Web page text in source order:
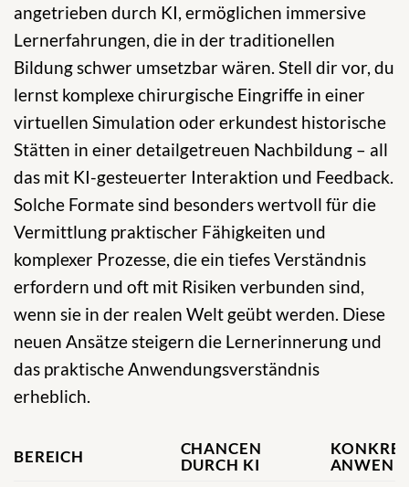
angetrieben durch KI, ermöglichen immersive
Lernerfahrungen, die in der traditionellen
Bildung schwer umsetzbar wären. Stell dir vor, du
lernst komplexe chirurgische Eingriffe in einer
virtuellen Simulation oder erkundest historische
Stätten in einer detailgetreuen Nachbildung – all
das mit KI-gesteuerter Interaktion und Feedback.
Solche Formate sind besonders wertvoll für die
Vermittlung praktischer Fähigkeiten und
komplexer Prozesse, die ein tiefes Verständnis
erfordern und oft mit Risiken verbunden sind,
wenn sie in der realen Welt geübt werden. Diese
neuen Ansätze steigern die Lernerinnerung und
das praktische Anwendungsverständnis
erheblich.
BEREICH
CHANCEN
DURCH KI